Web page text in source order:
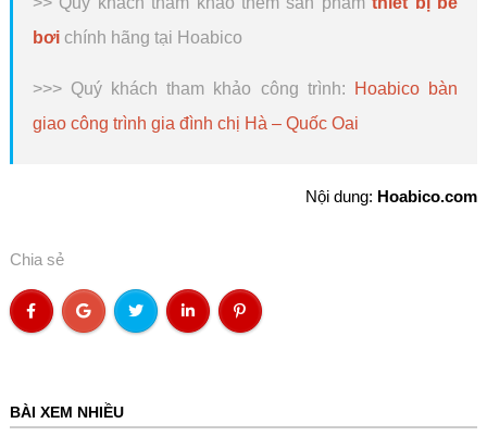
bơichính hãng tại Hoabico
>>> Quý khách tham khảo công trình:
Hoabico bàn
giao công trình gia đình chị Hà – Quốc Oai
Nội dung: Hoabico.com
Chia sẻ
BÀI XEM NHIỀU